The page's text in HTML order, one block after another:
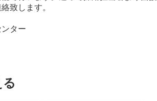
致します。
ター